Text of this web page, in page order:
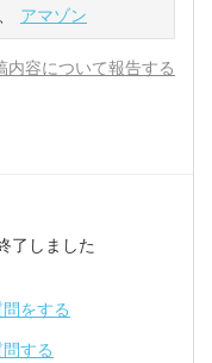
、 アマゾン
内容について報告する
了しました
をする
する